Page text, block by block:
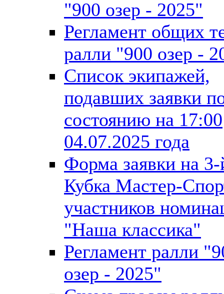
"900 озер - 2025"
Регламент общих
ралли "900 озер -
Список экипажей,
подавших заявки
состоянию на 17:00
04.07.2025 года
Форма заявки на 3-
Кубка Мастер-
участников
"Наша классика"
Регламент ралли
озер - 2025"